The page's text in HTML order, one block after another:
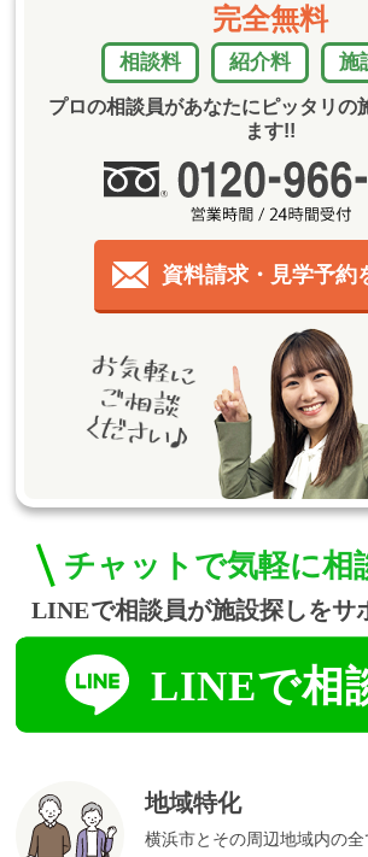
完全無料
相談料 紹介料 施
プロの相談員があなたにピッタリの
ます!!
資料請求・見学予約
地域特化
横浜市とその周辺地域内の